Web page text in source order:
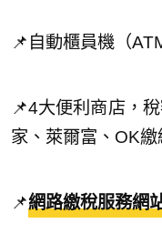
📌自動櫃員機（
📌4大便利商店，
家、萊爾富、OK繳
📌網路繳稅服務網